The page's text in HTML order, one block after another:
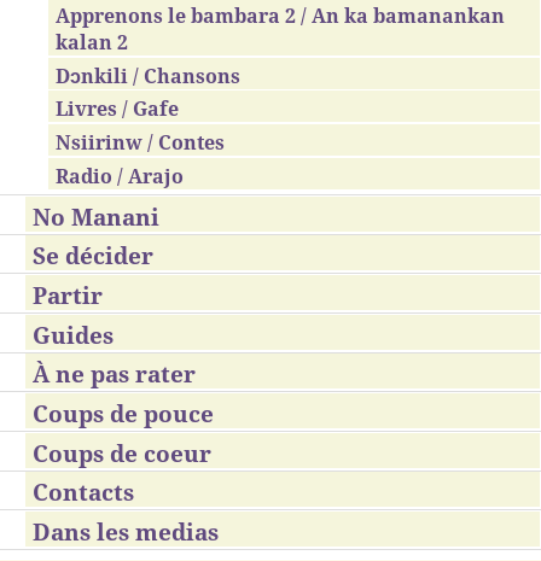
Apprenons le bambara 2 / An ka bamanankan
kalan 2
Dɔnkili / Chansons
Livres / Gafe
Nsiirinw / Contes
Radio / Arajo
No Manani
Se décider
Partir
Guides
À ne pas rater
Coups de pouce
Coups de coeur
Contacts
Dans les medias